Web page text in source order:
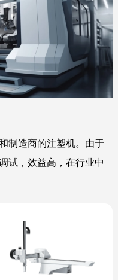
制造商的注塑机。由于
试，效益高，在行业中